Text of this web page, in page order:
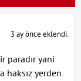
3 ay önce eklendi.
paradır yani
haksız yerden